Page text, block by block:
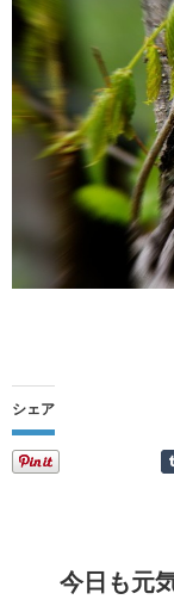
シェア
今日も元気